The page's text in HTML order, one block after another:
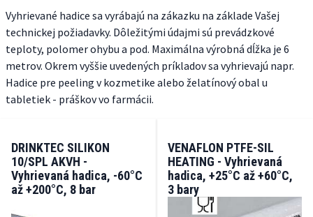
Vyhrievané hadice sa vyrábajú na zákazku na základe Vašej
technickej požiadavky. Dôležitými údajmi sú prevádzkové
teploty, polomer ohybu a pod. Maximálna výrobná dĺžka je 6
metrov. Okrem vyššie uvedených príkladov sa vyhrievajú napr.
Hadice pre peeling v kozmetike alebo želatínový obal u
tabletiek - práškov vo farmácii.
DRINKTEC SILIKON
10/SPL AKVH -
Vyhrievaná hadica, -60°C
až +200°C, 8 bar
VENAFLON PTFE-SIL
HEATING - Vyhrievaná
hadica, +25°C až +60°C,
3 bary